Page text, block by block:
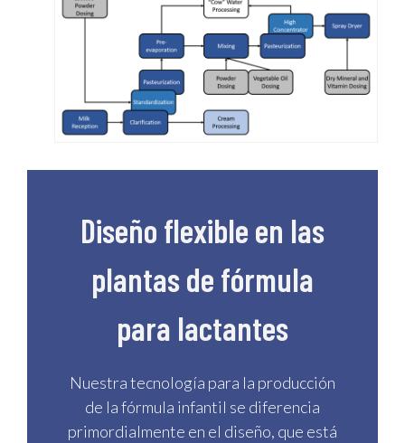
Diseño flexible en las
plantas de fórmula
para lactantes
Nuestra tecnología para la producción
de la fórmula infantil se diferencia
primordialmente en el diseño, que está